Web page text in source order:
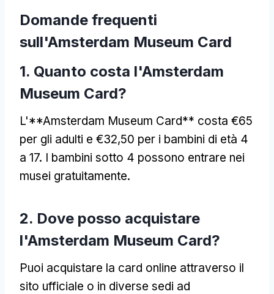
Domande frequenti
sull'Amsterdam Museum Card
1. Quanto costa l'Amsterdam
Museum Card?
L'**Amsterdam Museum Card** costa €65
per gli adulti e €32,50 per i bambini di età 4
a 17. I bambini sotto 4 possono entrare nei
musei gratuitamente.
2. Dove posso acquistare
l'Amsterdam Museum Card?
Puoi acquistare la card online attraverso il
sito ufficiale o in diverse sedi ad